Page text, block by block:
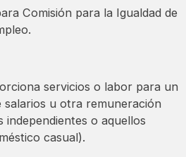
Comisión para la Igualdad de
servicios o labor para un
salarios u otra remuneración
o aquellos
casual).